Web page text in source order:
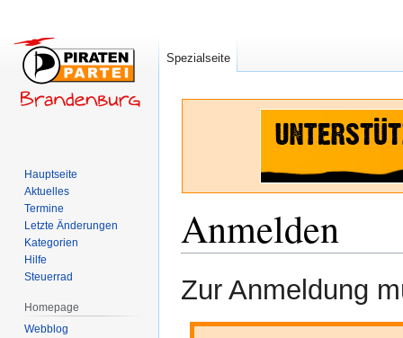
Anmelden
Navigation
Suche
Zur Anmeldung
Spezialseite
Hauptseite
Aktuelles
Termine
Letzte Änderungen
Kategorien
Hilfe
Steuerrad
Homepage
Webblog